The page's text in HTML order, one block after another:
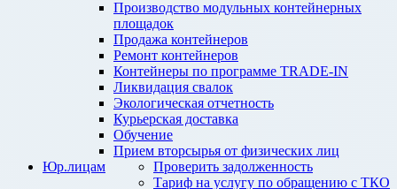
Производство модульных контейнерных
площадок
Продажа контейнеров
Ремонт контейнеров
Контейнеры по программе TRADE-IN
Ликвидация свалок
Экологическая отчетность
Курьерская доставка
Обучение
Прием вторсырья от физических лиц
Проверить задолженность
Тариф на услугу по обращению с ТКО
Юр.лицам